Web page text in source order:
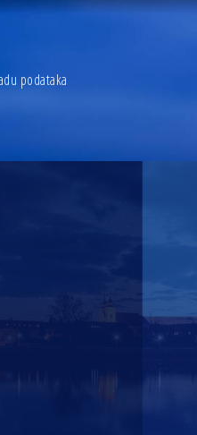
mjera komarci ove godine pod kontrolom
zahvalnosti i Dan hrvatskih branitelja
podataka